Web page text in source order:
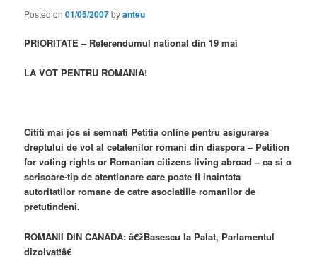
Posted on01/05/2007byanteu
PRIORITATE – Referendumul national din 19 mai
LA VOT PENTRU ROMANIA!
Cititi mai jos si semnati Petitia online pentru asigurarea
dreptului de vot al cetatenilor romani din diaspora – Petition
for voting rights or Romanian citizens living abroad – ca si o
scrisoare-tip de atentionare care poate fi inaintata
autoritatilor romane de catre asociatiile romanilor de
pretutindeni.
ROMANII DIN CANADA: â€žBasescu la Palat, Parlamentul
dizolvat!â€